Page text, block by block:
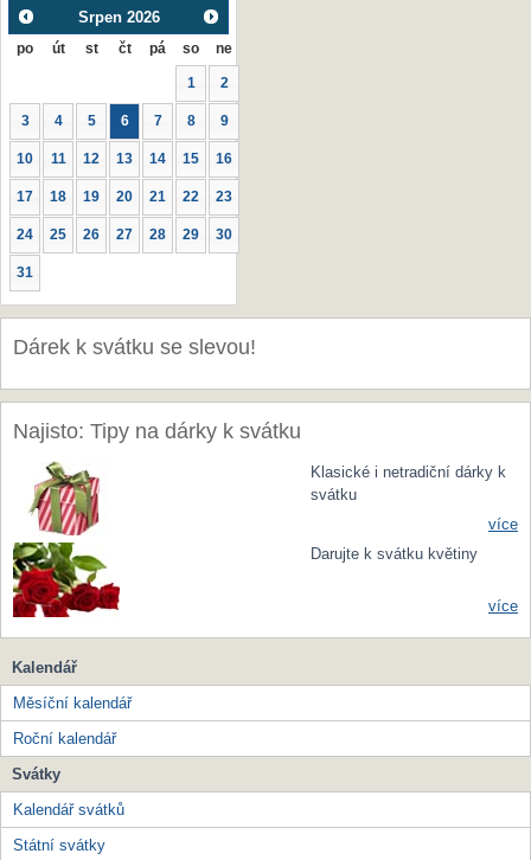
Srpen 2026
po út st čt pá so ne
1 2
3 4 5 6 7 8 9
10 11 12 13 14 15 16
17 18 19 20 21 22 23
24 25 26 27 28 29 30
31
Dárek k svátku se slevou!
Najisto: Tipy na dárky k svátku
Klasické i netradiční dárky k
svátku
více
Darujte k svátku květiny
více
Kalendář
Měsíční kalendář
Roční kalendář
Svátky
Kalendář svátků
Státní svátky